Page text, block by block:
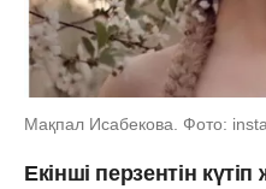
Мақпал Исабекова. Фото:
Екінші перзентін